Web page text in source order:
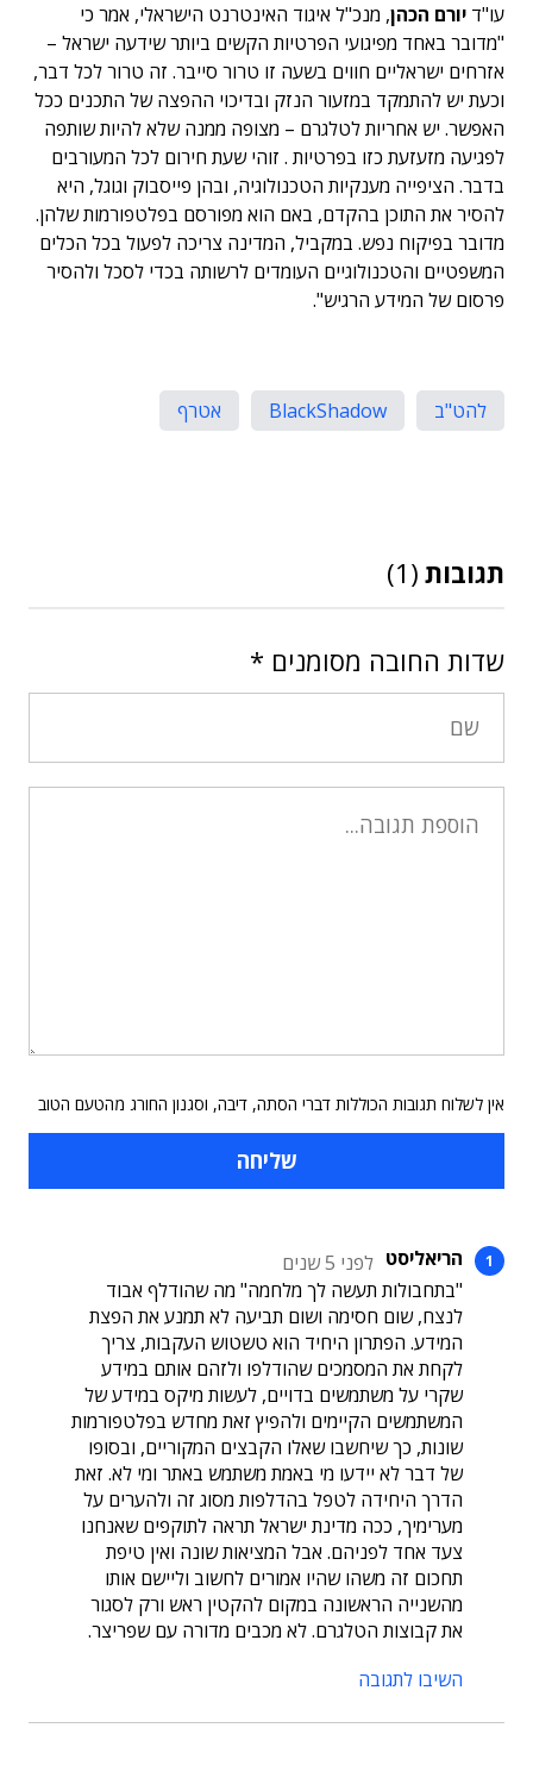
עו"ד יורם הכהן, מנכ"ל איגוד האינטרנט הישראלי, אמר כי
"מדובר באחד מפיגועי הפרטיות הקשים ביותר שידעה ישראל –
אזרחים ישראליים חווים בשעה זו טרור סייבר. זה טרור לכל דבר,
וכעת יש להתמקד במזעור הנזק ובדיכוי ההפצה של התכנים ככל
האפשר. יש אחריות לטלגרם – מצופה ממנה שלא להיות שותפה
לפגיעה מזעזעת כזו בפרטיות . זוהי שעת חירום לכל המעורבים
בדבר. הציפייה מענקיות הטכנולוגיה, ובהן פייסבוק וגוגל, היא
להסיר את התוכן בהקדם, באם הוא מפורסם בפלטפורמות שלהן.
מדובר בפיקוח נפש. במקביל, המדינה צריכה לפעול בכל הכלים
המשפטיים והטכנולוגיים העומדים לרשותה בכדי לסכל ולהסיר
פרסום של המידע הרגיש".
להט"ב BlackShadow אטרף
תגובות (1)
שדות החובה מסומנים *
אין לשלוח תגובות הכוללות דברי הסתה, דיבה, וסגנון החורג מהטעם הטוב
הריאליסט לפני 5 שנים
"בתחבולות תעשה לך מלחמה" מה שהודלף אבוד
לנצח, שום חסימה ושום תביעה לא תמנע את הפצת
המידע. הפתרון היחיד הוא טשטוש העקבות, צריך
לקחת את המסמכים שהודלפו ולזהם אותם במידע
שקרי על משתמשים בדויים, לעשות מיקס במידע של
המשתמשים הקיימים ולהפיץ זאת מחדש בפלטפורמות
שונות, כך שיחשבו שאלו הקבצים המקוריים, ובסופו
של דבר לא יידעו מי באמת משתמש באתר ומי לא. זאת
הדרך היחידה לטפל בהדלפות מסוג זה ולהערים על
מערימיך, ככה מדינת ישראל תראה לתוקפים שאנחנו
צעד אחד לפניהם. אבל המציאות שונה ואין טיפת
תחכום זה משהו שהיו אמורים לחשוב וליישם אותו
מהשנייה הראשונה במקום להקטין ראש ורק לסגור
את קבוצות הטלגרם. לא מכבים מדורה עם שפריצר.
השיבו לתגובה